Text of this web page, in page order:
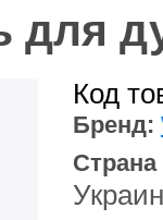
для
Код
Бренд: